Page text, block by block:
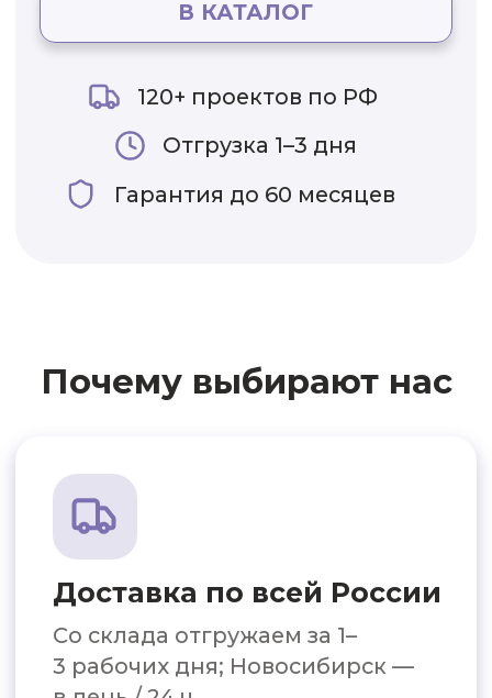
Персональные условия
Спецпредложения и скидки
Мгновенная выгода при первой
Доставка по всей России
Со склада отгружаем за 1–
3 рабочих дня; Новосибирск —
в день / 24 ч